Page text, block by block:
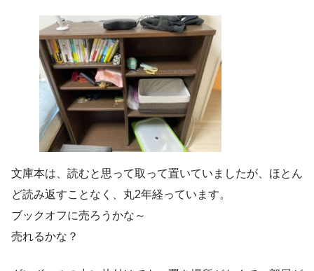
文庫本は、読むと思って取って置いていましたが、ほとん
ど読み返すことなく、丸2年経っています。
ブックオフに売ろうかな～
売れるかな？